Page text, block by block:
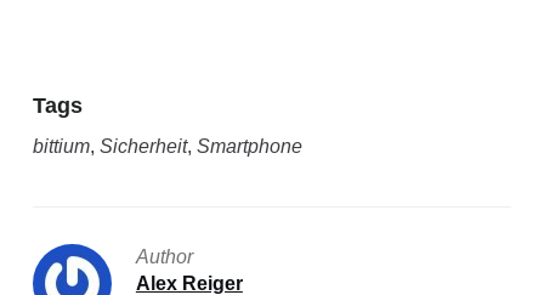
Tags
bittium, Sicherheit, Smartphone
Author
Alex Reiger